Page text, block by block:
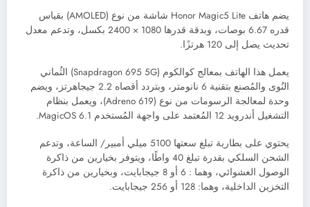
يضم هاتف Honor Magic5 Lite شاشة من نوع (AMOLED) بقياس
قدره 6.67 بوصات، وبدقة قدرها 1080 × 2400 بكسل، وتدعم معدل
تحديث يصل إلى 120 هرتزًا.
يعمل هذا الهاتف بمعالج كوالكوم (Snapdragon 695 5G) الثُماني
النُوى والمُصنع بتقنية 6 نانومتر، وبتردد أقصاه 2.2 جيجاهرتز، ويضم
وحدة لمعالجة الرسومات من نوع (
Adreno 619)، ويعمل بنظام
التشغيل أندرويد 12 المُعتمد على واجهة المُستخدم MagicOS 6.1.
يحتوي على بطارية تبلغ سعتها 5100 ميلي أمبير/ الساعة، وتدعم
الشحن السلكي بقدرة تبلغ 40 واطًا، ويتوفر بخيارين من ذاكرة
الوصول العشوائي، وهما : 6 أو 8 جيجابايت، وبخيارين من ذاكرة
التخزين الداخلية، وهما: 128 أو 256 جيجابايت.